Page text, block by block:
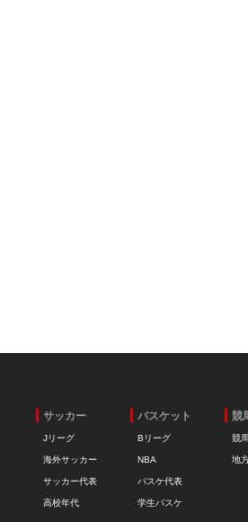
サッカー
Jリーグ
海外サッカー
サッカー代表
高校年代
バスケット
Bリーグ
NBA
バスケ代表
学生バスケ
競
競
地